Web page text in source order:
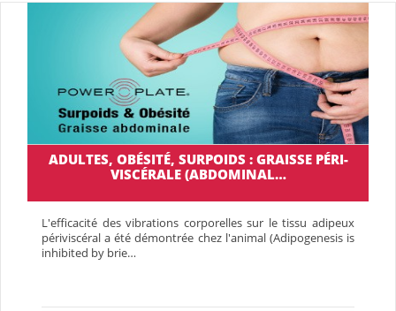
ADULTES, OBÉSITÉ, SURPOIDS : GRAISSE PÉRI-
VISCÉRALE (ABDOMINAL…
L'efficacité des vibrations corporelles sur le tissu adipeux
périviscéral a été démontrée chez l'animal (Adipogenesis is
inhibited by brie…